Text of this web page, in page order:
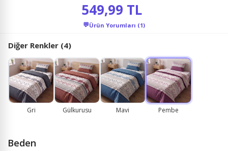
549,99 TL
💬Ürün Yorumları (1)
Diğer Renkler (4)
Gri Gülkurusu Mavi Pembe
Beden